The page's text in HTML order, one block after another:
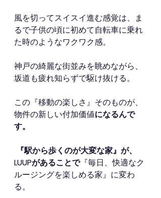
風を切ってスイスイ進む感覚は、ま
るで子供の頃に初めて自転車に乗れ
た時のようなワクワク感。
神戸の綺麗な街並みを眺めながら、
坂道も疲れ知らずで駆け抜ける。
この『移動の楽しさ』そのものが、
物件の新しい付加価値になるんで
す。
LUUPがあることで『毎日、快適なク
ルージングを楽しめる家』に変わ
る。